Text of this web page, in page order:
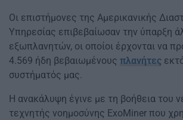
Οι επιστήμονες της Αμερικανικής
Υπηρεσίας επιβεβαίωσαν την ύπαρξη
εξωπλανητών, οι οποίοι έρχoνται να
4.569 ήδη βεβαιωμένους πλανήτες
συστήματός μας.
Η ανακάλυψη έγινε με τη βοήθεια του
τεχνητής νοημοσύνης ExoMiner που